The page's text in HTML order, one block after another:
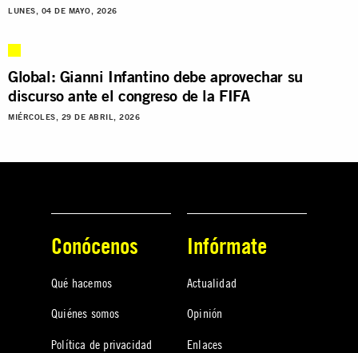
LUNES, 04 DE MAYO, 2026
Global: Gianni Infantino debe aprovechar su
discurso ante el congreso de la FIFA
MIÉRCOLES, 29 DE ABRIL, 2026
Conócenos
Qué hacemos
Quiénes somos
Política de privacidad
Infórmate
Actualidad
Opinión
Enlaces